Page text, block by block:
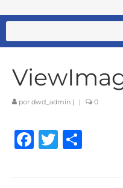
por dwd_admin | | 0
Facebook
Twitter